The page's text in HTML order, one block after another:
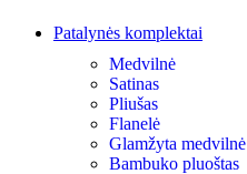
Patalynės komplektai
Medvilnė
Satinas
Pliušas
Flanelė
Glamžyta medvilnė
Bambuko pluoštas